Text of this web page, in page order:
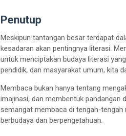
Penutup
Meskipun tantangan besar terdapat
kesadaran akan pentingnya literasi.
untuk menciptakan budaya literasi
pendidik, dan masyarakat umum, kita
Membaca bukan hanya tentang
imajinasi, dan membentuk pandangan
semangat membaca di tengah-
berbudaya dan berpengetahuan.